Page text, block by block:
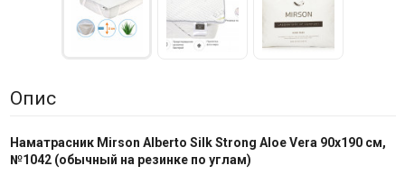
Опис
Наматрасник Mirson Alberto Silk Strong Aloe Vera 90x190 см,
№1042 (обычный на резинке по углам)